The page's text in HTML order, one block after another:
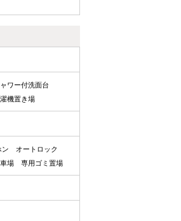
ワー付洗面台
機置き場
ン
オートロック
場 専用ゴミ置場